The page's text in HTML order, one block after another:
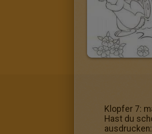
Klopfer 7:
Hast du